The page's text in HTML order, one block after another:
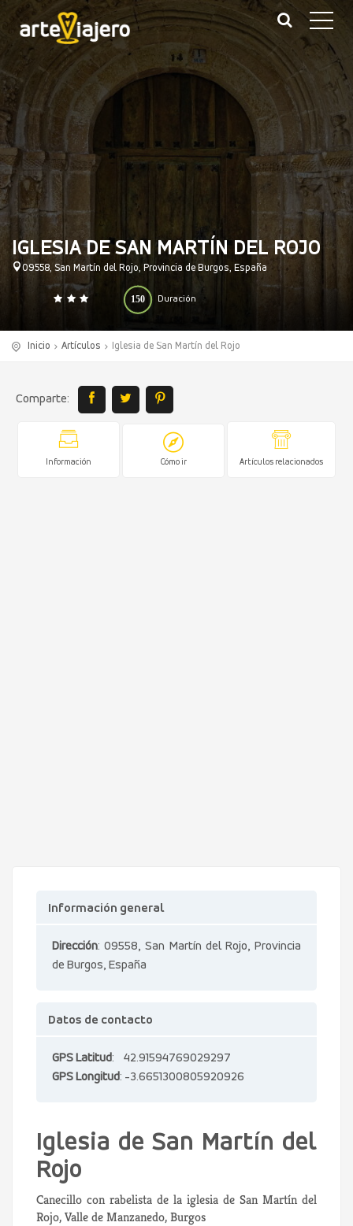
IGLESIA DE SAN MARTÍN DEL ROJO
09558, San Martín del Rojo, Provincia de Burgos, España
Duración
150
0 140
Inicio Artículos Iglesia de San Martín del Rojo
Comparte:
Información Cómo ir Artículos relacionados
Información general
Dirección: 09558, San Martín del Rojo, Provincia
de Burgos, España
Datos de contacto
GPS Latitud: 42.91594769029297
GPS Longitud: -3.6651300805920926
Iglesia de San Martín del
Rojo
Canecillo con rabelista de la iglesia de San Martín del
Rojo, Valle de Manzanedo, Burgos